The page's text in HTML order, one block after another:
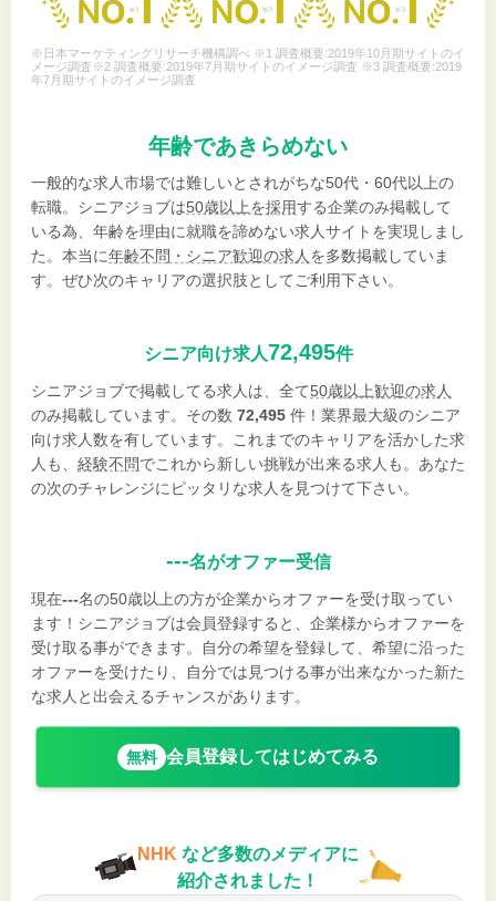
※日本マーケティングリサーチ機構調べ ※1 調査概要:2019年10月期サイトのイ
メージ調査※2 調査概要:2019年7月期サイトのイメージ調査 ※3 調査概要:2019
年7月期サイトのイメージ調査
年齢であきらめない
一般的な求人市場では難しいとされがちな50代・60代以上の
転職。シニアジョブは50歳以上を採用する企業のみ掲載して
いる為、年齢を理由に就職を諦めない求人サイトを実現しまし
た。本当に年齢不問・シニア歓迎の求人 を多数掲載していま
す。ぜひ次のキャリアの選択肢としてご利用下さい。
シニア向け求人72,495件
シニアジョブで掲載してる求人は、全て50歳以上歓迎の求人
のみ掲載しています。その数 72,495 件！業界最大級のシニア
向け求人数を有しています。これまでのキャリアを活かした求
人も、 経験不問でこれから新しい挑戦が出来る求人も。あなた
の次のチャレンジにピッタリな求人を見つけて下さい。
---名がオファー受信
現在---名の50歳以上の方が企業からオファーを受け取ってい
ます！シニアジョブは会員登録すると、企業様からオファーを
受け取る事ができます。自分の希望を登録して、希望に沿った
オファーを受けたり、自分では見つける事が出来なかった新た
な求人と出会えるチャンスがあります。
無料 会員登録してはじめてみる
NHK など多数のメディアに
紹介されました！